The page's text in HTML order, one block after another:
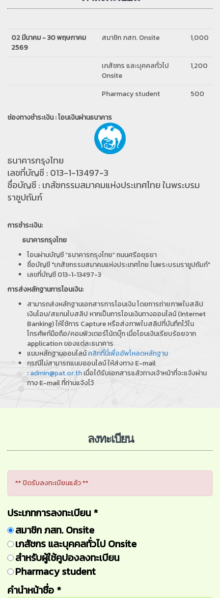
02 มีนาคม - 30 พฤษภาคม
2569
สมาชิก ภสท. Onsite 1,000
เภสัชกร และบุคคลทั่วไป
Onsite
1,200
Pharmacy student 500
ช่องทางชำระเงิน : โอนเงินผ่านธนาคาร
ธนาคารกรุงไทย
เลขที่บัญชี : 013-1-13497-3
ชื่อบัญชี : เภสัชกรรมสมาคมแห่งประเทศไทย ในพระบรม
ราชูปถัมภ์
การชำระเงิน:
ธนาคารกรุงไทย
โอนผ่านบัญชี “ธนาคารกรุงไทย” ถนนศรีอยุธยา
ชื่อบัญชี "เภสัชกรรมสมาคมแห่งประเทศไทย ในพระบรมราชูปถัมภ์"
เลขที่บัญชี 013-1-13497-3
การส่งหลักฐานการโอนเงิน:
สามารถส่งหลักฐานเอกสารการโอนเงิน โดยการถ่ายภาพใบสลิป
เงินโอน/สแกนใบสลิป หากเป็นการโอนเงินทางออนไลน์ (Internet
Banking) ให้ใช้การ Capture หรือส่งภาพใบสลิปที่บันทึกไว้ใน
โทรศัพท์มือถือ/คอมพิวเตอร์โน้ตบุ๊ก เมื่อโอนเงินเรียบร้อยจาก
application ของแต่ละธนาคาร
แนบหลักฐานออนไลน์คลิกที่นี่เพื่ออัพโหลดหลักฐาน
กรณีไม่สามารถแนบออนไลน์ ให้ส่งทาง E-mail
:admin@pat.or.thเมื่อได้รับเอกสารแล้วทางเจ้าหน้าที่จะแจ้งผ่าน
ทาง E-mail ที่ท่านแจ้งไว้
ลงทะเบียน
** ปิดรับลงทะเบียนแล้ว **
ประเภทการลงทะเบียน *
สมาชิก ภสท. Onsite
เภสัชกร และบุคคลทั่วไป Onsite
สำหรับผู้ใช้คูปองลงทะเบียน
Pharmacy student
คำนำหน้าชื่อ *